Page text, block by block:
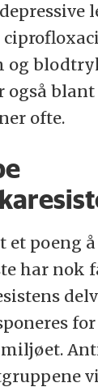
og
også
ofte.
et poeng
har nok